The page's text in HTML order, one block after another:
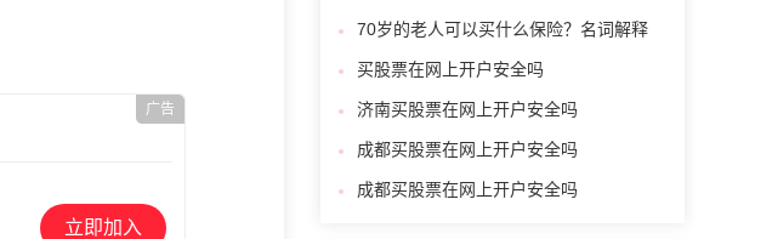
立即加入
广告
70岁的老人可以买什么保险？名词解释
买股票在网上开户安全吗
济南买股票在网上开户安全吗
成都买股票在网上开户安全吗
成都买股票在网上开户安全吗